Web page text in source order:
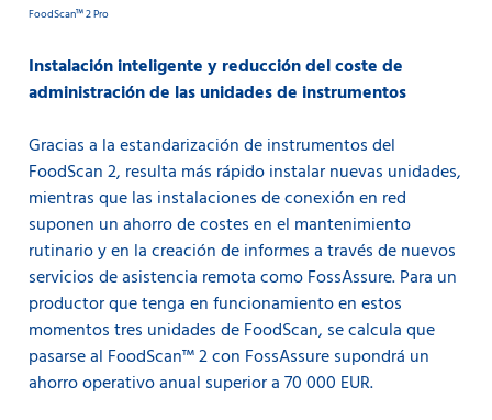
FoodScan™ 2 Pro
Instalación inteligente y reducción del coste de
administración de las unidades de instrumentos
Gracias a la estandarización de instrumentos del
FoodScan 2, resulta más rápido instalar nuevas unidades,
mientras que las instalaciones de conexión en red
suponen un ahorro de costes en el mantenimiento
rutinario y en la creación de informes a través de nuevos
servicios de asistencia remota como FossAssure. Para un
productor que tenga en funcionamiento en estos
momentos tres unidades de FoodScan, se calcula que
pasarse al FoodScan™ 2 con FossAssure supondrá un
ahorro operativo anual superior a 70 000 EUR.